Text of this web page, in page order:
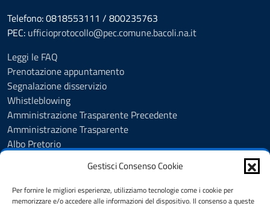
Gestisci Consenso Cookie
Per fornire le migliori esperienze, utilizziamo tecnologie come i cookie per
memorizzare e/o accedere alle informazioni del dispositivo. Il consenso a queste
Telefono: 0818553111 / 800235763
PEC: ufficioprotocollo@pec.comune.bacoli.na.it
Leggi le FAQ
Prenotazione appuntamento
Segnalazione disservizio
Whistleblowing
Amministrazione Trasparente Precedente
Amministrazione Trasparente
Albo Pretorio
Informativa privacy
Dichiarazione di accessibilità